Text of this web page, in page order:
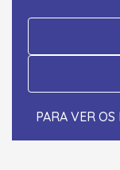
PARA VER OS